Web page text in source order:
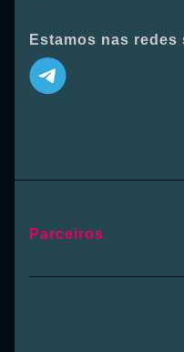
Estamos nas redes
Parceiros